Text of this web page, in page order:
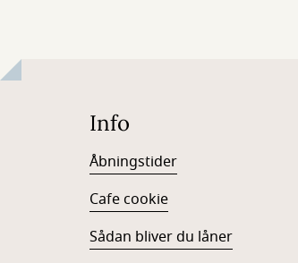
Info
Åbningstider
Cafe cookie
Sådan bliver du låner